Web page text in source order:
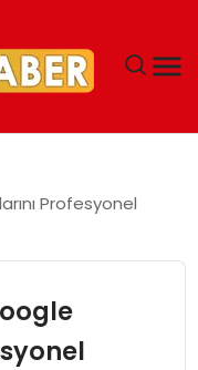
Profesyonel